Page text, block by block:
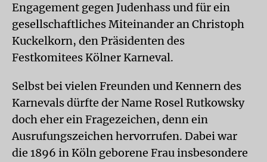
Engagement gegen Judenhass und für ein
gesellschaftliches Miteinander an Christoph
Kuckelkorn, den Präsidenten des
Festkomitees Kölner Karneval.
Selbst bei vielen Freunden und Kennern des
Karnevals dürfte der Name Rosel Rutkowsky
doch eher ein Fragezeichen, denn ein
Ausrufungszeichen hervorrufen. Dabei war
die 1896 in Köln geborene Frau insbesondere